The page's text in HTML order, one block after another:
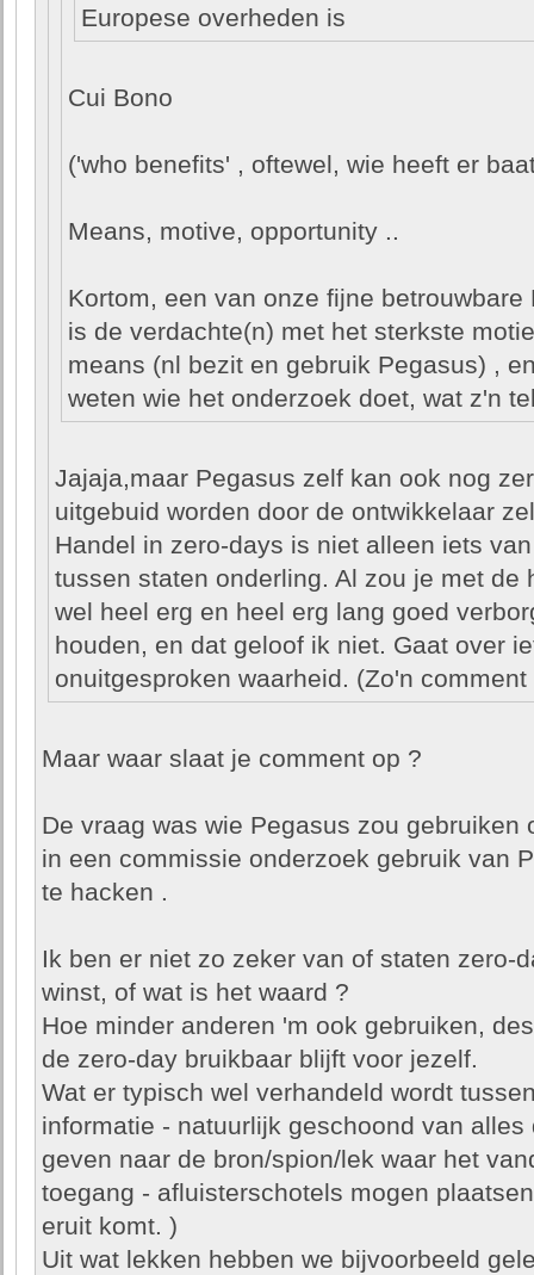
Europese overheden is
Cui Bono
('who benefits' , oftewel, wie heeft er
Means, motive, opportunity ..
Kortom, een van onze fijne
is de verdachte(n) met het sterkste
means (nl bezit en gebruik Pegasus) ,
weten wie het onderzoek doet, wat z'n
Jajaja,maar Pegasus zelf kan ook nog
uitgebuid worden door de ontwikkelaar
Handel in zero-days is niet alleen iets
tussen staten onderling. Al zou je met de
wel heel erg en heel erg lang goed
houden, en dat geloof ik niet. Gaat over
onuitgesproken waarheid. (Zo'n
Maar waar slaat je comment op ?
De vraag was wie Pegasus zou gebruiken
in een commissie onderzoek gebruik van
te hacken .
Ik ben er niet zo zeker van of staten zero-
winst, of wat is het waard ?
Hoe minder anderen 'm ook gebruiken,
de zero-day bruikbaar blijft voor jezelf.
Wat er typisch wel verhandeld wordt
informatie - natuurlijk geschoond van
geven naar de bron/spion/lek waar het
toegang - afluisterschotels mogen
eruit komt. )
Uit wat lekken hebben we bijvoorbeeld